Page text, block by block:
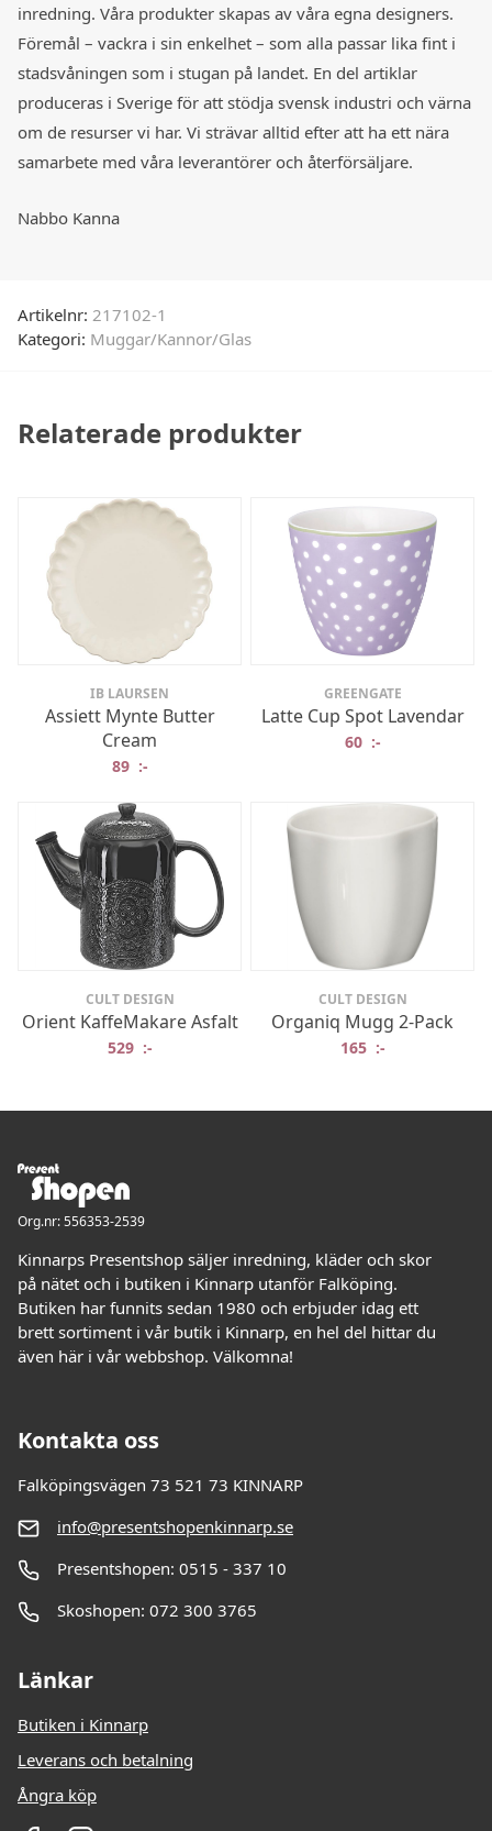
inredning. Våra produkter skapas av våra egna designers.
Föremål – vackra i sin enkelhet – som alla passar lika fint i
stadsvåningen som i stugan på landet. En del artiklar
produceras i Sverige för att stödja svensk industri och värna
om de resurser vi har. Vi strävar alltid efter att ha ett nära
samarbete med våra leverantörer och återförsäljare.
Nabbo Kanna
Artikelnr: 217102-1
Kategori: Muggar/Kannor/Glas
Relaterade produkter
IB LAURSEN
Assiett Mynte Butter
Cream
89 :-
GREENGATE
Latte Cup Spot Lavendar
60 :-
CULT DESIGN
Orient KaffeMakare Asfalt
529 :-
CULT DESIGN
Organiq Mugg 2-Pack
165 :-
Org.nr: 556353-2539
Kinnarps Presentshop säljer inredning, kläder och skor
på nätet och i butiken i Kinnarp utanför Falköping.
Butiken har funnits sedan 1980 och erbjuder idag ett
brett sortiment i vår butik i Kinnarp, en hel del hittar du
även här i vår webbshop. Välkomna!
Kontakta oss
Falköpingsvägen 73 521 73 KINNARP
info@presentshopenkinnarp.se
Presentshopen: 0515 - 337 10
Skoshopen: 072 300 3765
Länkar
Butiken i Kinnarp
Leverans och betalning
Ångra köp